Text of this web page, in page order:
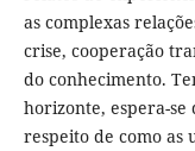
as complexas
crise, cooperação
do conhecimento.
horizonte, espera-se
respeito de como as